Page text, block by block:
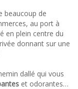
beaucoup de
au port à
en plein centre du
donnant sur une
dallé qui vous
et odorantes…